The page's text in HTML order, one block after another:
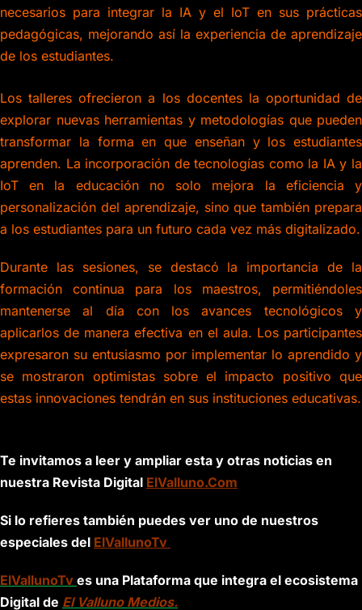
necesarios para integrar la IA y el IoT en sus prácticas
pedagógicas, mejorando así la experiencia de aprendizaje
de los estudiantes.
Los talleres ofrecieron a los docentes la oportunidad de
explorar nuevas herramientas y metodologías que pueden
transformar la forma en que enseñan y los estudiantes
aprenden. La incorporación de tecnologías como la IA y la
IoT en la educación no solo mejora la eficiencia y
personalización del aprendizaje, sino que también prepara
a los estudiantes para un futuro cada vez más digitalizado.
Durante las sesiones, se destacó la importancia de la
formación continua para los maestros, permitiéndoles
mantenerse al día con los avances tecnológicos y
aplicarlos de manera efectiva en el aula. Los participantes
expresaron su entusiasmo por implementar lo aprendido y
se mostraron optimistas sobre el impacto positivo que
estas innovaciones tendrán en sus instituciones educativas.
Te invitamos a leer y ampliar esta y otras noticias en
nuestra Revista Digital ElValluno.Com
Si lo refieres también puedes ver uno de nuestros
especiales del ElVallunoTv
ElVallunoTv es una Plataforma que integra el ecosistema
Digital de El Valluno Medios.